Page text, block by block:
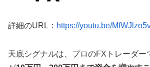
詳細のURL： https://youtu.be/
天底シグナルは、プロのFXトレーダー